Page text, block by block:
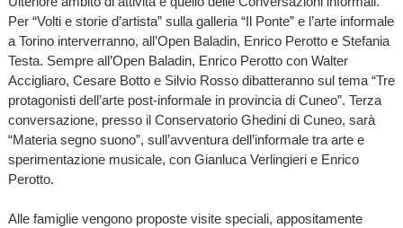
Per “Volti e storie d’artista” sulla galleria “Il Ponte” e l’arte informale
a Torino interverranno, all’Open Baladin, Enrico Perotto e Stefania
Testa. Sempre all’Open Baladin, Enrico Perotto con Walter
Accigliaro, Cesare Botto e Silvio Rosso dibatteranno sul tema “Tre
protagonisti dell’arte post-informale in provincia di Cuneo”. Terza
conversazione, presso il Conservatorio Ghedini di Cuneo, sarà
“Materia segno suono”, sull’avventura dell’informale tra arte e
sperimentazione musicale, con Gianluca Verlingieri e Enrico
Perotto.
Alle famiglie vengono proposte visite speciali, appositamente